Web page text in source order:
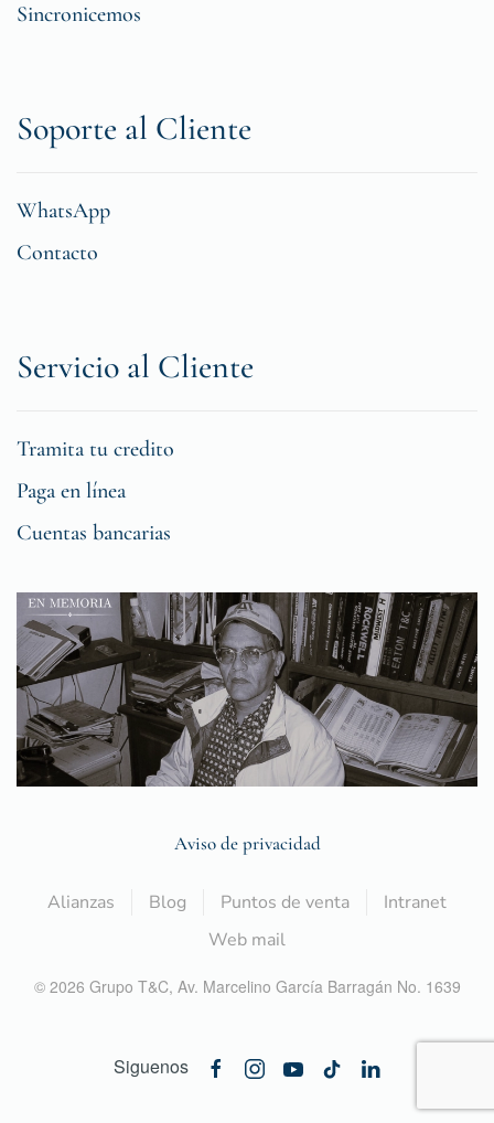
Sincronicemos
Soporte al Cliente
WhatsApp
Contacto
Servicio al Cliente
Tramita tu credito
Paga en línea
Cuentas bancarias
Aviso de privacidad
Alianzas Blog Puntos de venta
Intranet
Web mail
© 2026 Grupo T&C, Av. Marcelino García Barragán No. 1639
Siguenos